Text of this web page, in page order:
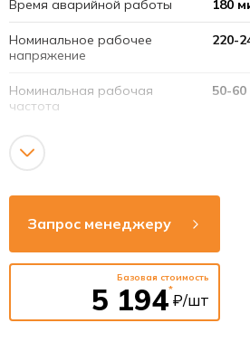
Время аварийной работы 180
Номинальное рабочее
напряжение
220-
Номинальная рабочая
частота
50-60
Тип аккумуляторной
батареи
3,6 В
Время срабатывания
аварийного режима
Запрос менеджеру
Базовая стоимость
5 194*
₽/шт